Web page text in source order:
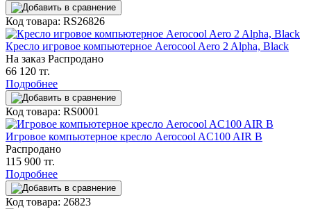
Код товара: RS26826
Кресло игровое компьютерное Aerocool Aero 2 Alpha, Black
На заказ Распродано
66 120 тг.
Подробнее
Код товара: RS0001
Игровое компьютерное кресло Aerocool AC100 AIR B
Распродано
115 900 тг.
Подробнее
Код товара: 26823